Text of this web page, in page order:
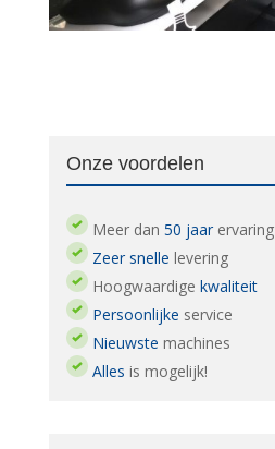
Onze voordelen
Meer dan 50 jaarervaring
Zeer snelle levering
Hoogwaardige kwaliteit
Persoonlijke service
Nieuwste machines
Alles is mogelijk!